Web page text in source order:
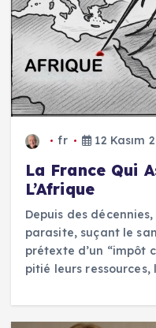
fr 12 Kasım
La France Qui
L’Afrique
Depuis des
parasite, suçant le
prétexte d’un “impôt
pitié leurs